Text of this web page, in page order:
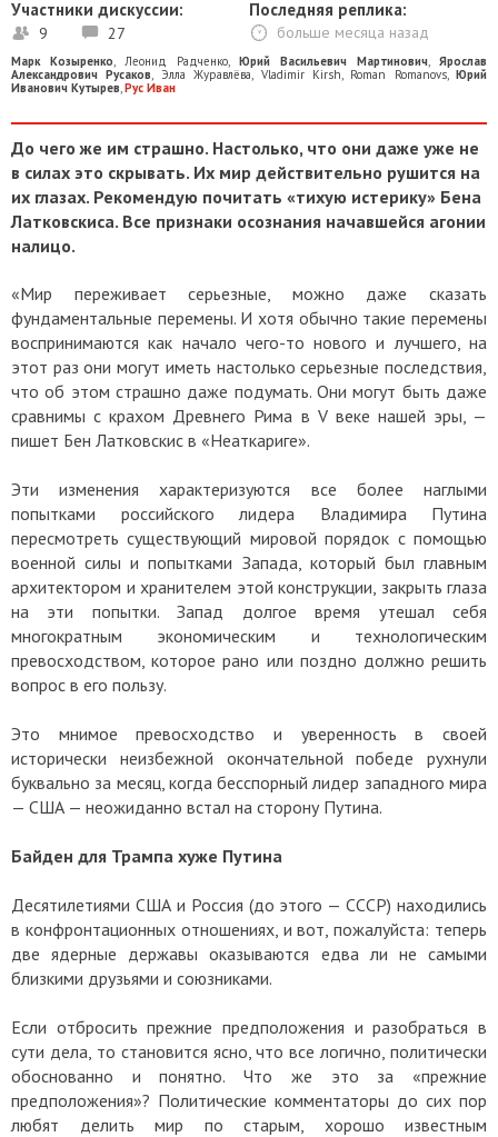
Участники дискуссии:
9 27
Последняя реплика:
больше месяца назад
Марк Козыренко, Леонид Радченко, Юрий Васильевич Мартинович, Ярослав
Александрович Русаков, Элла Журавлёва, Vladimir Kirsh, Roman Romanovs, Юрий
Иванович Кутырев,Рус Иван
До чего же им страшно. Настолько, что они даже уже не
в силах это скрывать. Их мир действительно рушится на
их глазах. Рекомендую почитать «тихую истерику» Бена
Латковскиса. Все признаки осознания начавшейся агонии
налицо.
«Мир переживает серьезные, можно даже сказать
фундаментальные перемены. И хотя обычно такие перемены
воспринимаются как начало чего-то нового и лучшего, на
этот раз они могут иметь настолько серьезные последствия,
что об этом страшно даже подумать. Они могут быть даже
сравнимы с крахом Древнего Рима в V веке нашей эры, —
пишет Бен Латковскис в «Неаткариге».
Эти изменения характеризуются все более наглыми
попытками российского лидера Владимира Путина
пересмотреть существующий мировой порядок с помощью
военной силы и попытками Запада, который был главным
архитектором и хранителем этой конструкции, закрыть глаза
на эти попытки. Запад долгое время утешал себя
многократным экономическим и технологическим
превосходством, которое рано или поздно должно решить
вопрос в его пользу.
Это мнимое превосходство и уверенность в своей
исторически неизбежной окончательной победе рухнули
буквально за месяц, когда бесспорный лидер западного мира
— США — неожиданно встал на сторону Путина.
Байден для Трампа хуже Путина
Десятилетиями США и Россия (до этого — СССР) находились
в конфронтационных отношениях, и вот, пожалуйста: теперь
две ядерные державы оказываются едва ли не самыми
близкими друзьями и союзниками.
Если отбросить прежние предположения и разобраться в
сути дела, то становится ясно, что все логично, политически
обоснованно и понятно. Что же это за «прежние
предположения»? Политические комментаторы до сих пор
любят делить мир по старым, хорошо известным